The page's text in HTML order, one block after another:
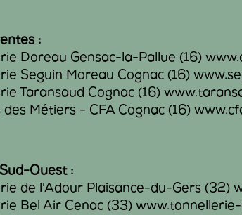
:
Doreau Gensac-la-Pallue (16)
Seguin Moreau Cognac (16)
Taransaud Cognac (16)
des Métiers - CFA Cognac (16)
Ouest :
de l'Adour Plaisance-du-Gers (32)
Bel Air Cenac (33)